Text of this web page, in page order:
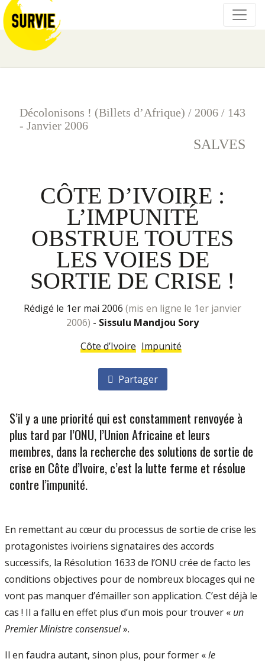
Décolonisons ! (Billets d’Afrique) / 2006 / 143
- Janvier 2006
SALVES
CÔTE D’IVOIRE :
L’IMPUNITÉ
OBSTRUE TOUTES
LES VOIES DE
SORTIE DE CRISE !
rédigé le 1er mai 2006 (mis en ligne le 1er janvier
2006) - Sissulu Mandjou Sory
Côte d’Ivoire Impunité
Partager
S’il y a une priorité qui est constamment renvoyée à
plus tard par l’ONU, l’Union Africaine et leurs
membres, dans la recherche des solutions de sortie de
crise en Côte d’Ivoire, c’est la lutte ferme et résolue
contre l’impunité.
En remettant au cœur du processus de sortie de crise les
protagonistes ivoiriens signataires des accords
successifs, la Résolution 1633 de l’ONU crée de facto les
conditions objectives pour de nombreux blocages qui ne
vont pas manquer d’émailler son application. C’est déjà le
cas ! Il a fallu en effet plus d’un mois pour trouver « un
Premier Ministre consensuel».
Il en faudra autant, sinon plus, pour former «le